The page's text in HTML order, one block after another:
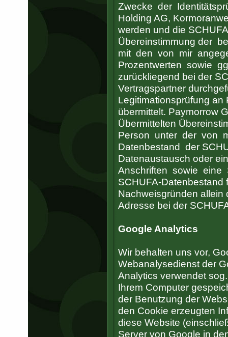
Zwecke der
Holding AG,
werden und die
Übereinstimmung der
mit den von mir
Prozentwerten sowie
zurückliegend bei der
Vertragspartner
Legitimationsprüfung an
übermittelt. Paymorrow
Übermittelten
Person unter der von
Datenbestand der
Datenaustausch oder
Anschriften sowie eine
SCHUFA-Datenbestand
Nachweisgründen allein
Adresse bei der
Google Analytics
Wir behalten uns vor,
Webanalysedienst der
Analytics verwendet
Ihrem Computer
der Benutzung der
den Cookie erzeugten
diese Website
Server von Google in